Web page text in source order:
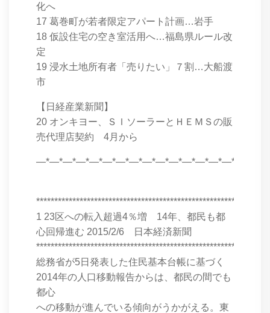
化へ
17 葛巻町が若者限定アパート計画…岩手
18 仮設住宅の空き室活用へ…福島県ルール改
定
19 浸水土地所有者「売りたい」７割…大船渡
市
【日経産業新聞】
20 オンキヨー、ＳＩソーラーとＨＥＭＳの販
売代理店契約 4月から
1 23区への転入超過4％増 14年、都民も都
心回帰進む 2015/2/6 日本経済新聞
総務省が5日発表した住民基本台帳に基づく
2014年の人口移動報告からは、都民の間でも
都心
への移動が進んでいる傾向がうかがえる。東